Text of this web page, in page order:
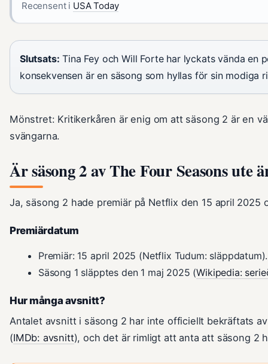
Recensent i USA Today
Slutsats: Tina Fey och Will Forte har lyckats vända
konsekvensen är en säsong som hyllas för sin modiga
Mönstret: Kritikerkåren är enig om att säsong 2 är en
svängarna.
Är säsong 2 av The Four Seasons ute
Ja, säsong 2 hade premiär på Netflix den 15 april 2025
Premiärdatum
Premiär: 15 april 2025 (Netflix Tudum: släppdatum).
Säsong 1 släpptes den 1 maj 2025 (Wikipedia:
Hur många avsnitt?
Antalet avsnitt i säsong 2 har inte officiellt bekräftats
(IMDb: avsnitt), och det är rimligt att anta att säsong 2